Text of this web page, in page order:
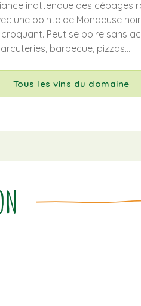
inattendue des cépages
une pointe de Mondeuse
Peut se boire sans
barbecue, pizzas…
Tous les vins du domaine